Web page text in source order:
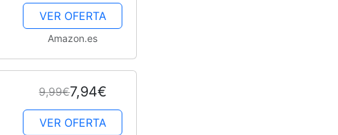
VER OFERTA
Amazon.es
9,99€7,94€
VER OFERTA